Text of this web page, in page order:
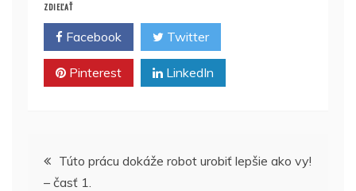
ZDIEĽAŤ
Facebook Twitter
Pinterest LinkedIn
Navigácia
Túto prácu dokáže robot urobiť lepšie ako vy!
– časť 1.